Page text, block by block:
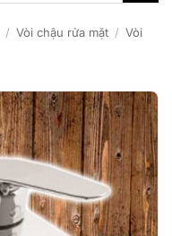
/ Vòi chậu rửa mặt / Vòi